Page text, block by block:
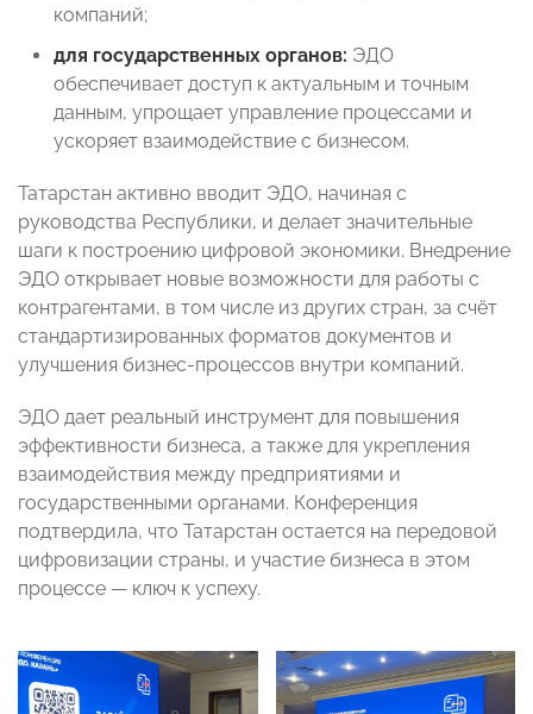
компаний;
для государственных органов: ЭДО
обеспечивает доступ к актуальным и точным
данным, упрощает управление процессами и
ускоряет взаимодействие с бизнесом.
Татарстан активно вводит ЭДО, начиная с
руководства Республики, и делает значительные
шаги к построению цифровой экономики. Внедрение
ЭДО открывает новые возможности для работы с
контрагентами, в том числе из других стран, за счёт
стандартизированных форматов документов и
улучшения бизнес-процессов внутри компаний.
ЭДО дает реальный инструмент для повышения
эффективности бизнеса, а также для укрепления
взаимодействия между предприятиями и
государственными органами. Конференция
подтвердила, что Татарстан остается на передовой
цифровизации страны, и участие бизнеса в этом
процессе — ключ к успеху.